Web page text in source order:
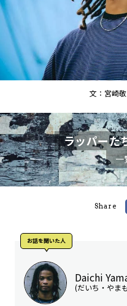
文：宮崎
ラッパーた
一
Share
お話を聞いた⼈
Daichi
(だいち・やま